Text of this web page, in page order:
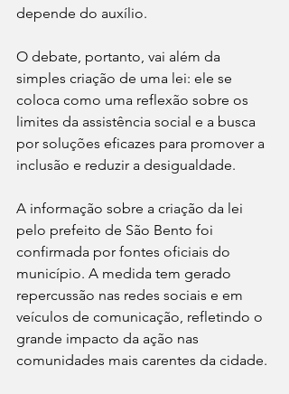
depende do auxílio.
O debate, portanto, vai além da
simples criação de uma lei: ele se
coloca como uma reflexão sobre os
limites da assistência social e a busca
por soluções eficazes para promover a
inclusão e reduzir a desigualdade.
A informação sobre a criação da lei
pelo prefeito de São Bento foi
confirmada por fontes oficiais do
município. A medida tem gerado
repercussão nas redes sociais e em
veículos de comunicação, refletindo o
grande impacto da ação nas
comunidades mais carentes da cidade.